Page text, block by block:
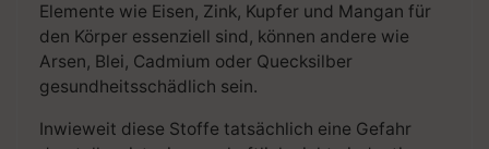
Elemente wie Eisen, Zink, Kupfer und Mangan für
den Körper essenziell sind, können andere wie
Arsen, Blei, Cadmium oder Quecksilber
gesundheitsschädlich sein.
Inwieweit diese Stoffe tatsächlich eine Gefahr